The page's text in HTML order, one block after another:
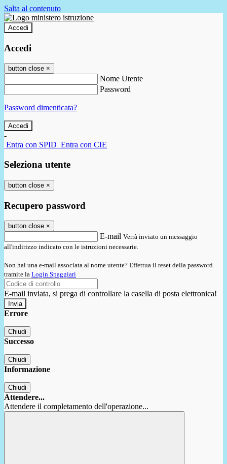
Salta al contenuto
Accedi
Accedi
button close ×
Nome Utente
Password
Password dimenticata?
-
Entra con SPID Entra con CIE
Seleziona utente
button close ×
Recupero password
button close ×
E-mail Verrà inviato un messaggio
all'indirizzo indicato con le istruzioni necessarie.
Non hai una e-mail associata al nome utente? Effettua il reset della password
tramite la Login Spaggiari
E-mail inviata, si prega di controllare la casella di posta elettronica!
Errore
Chiudi
Successo
Chiudi
Informazione
Chiudi
Attendere...
Attendere il completamento dell'operazione...